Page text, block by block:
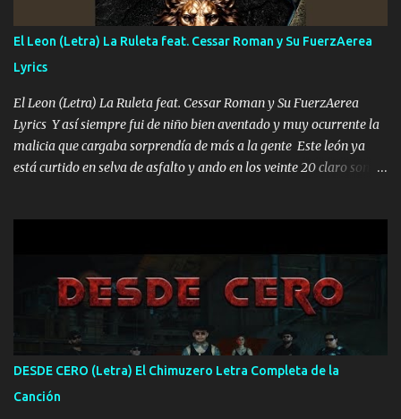
cualquier problema no más es cuestión que ordené NOS HACE
FALTA UN HERMANO DE CLAVE ERA EL 24 SIEMPRE FUE UN
HOMBRE VALIENTE POR ALGO M'URIÓ PELEAND0 SIEMPRE
VIO POR LA FAMILIA PARA QUE SIGA EL LEGADO Es el DOS de
los HERMANOS un cerebro inteligente y com...
El Leon (Letra) La Ruleta feat. Cessar Roman y Su FuerzAerea
Lyrics
El Leon (Letra) La Ruleta feat. Cessar Roman y Su FuerzAerea
Lyrics Y así siempre fui de niño bien aventado y muy ocurrente la
malicia que cargaba sorprendía de más a la gente Este león ya
está curtido en selva de asfalto y ando en los veinte 20 claro son
pa más pues hay charola les voy a dar hasta topar pues no hay de
otra Música Surcando bien mi camino voy por mi línea no veo a
los lados aquel que no corre vuela no se me duerm voy chicoteado
Ya pasé varias hazañas ya tienen rato que me agarran el colmillo
de este León los estatales no sé esperaron Al tiro esta la PrimiZa
también la nueve que cargo al lado doy la mano al que su amigo y
al traicionero damos pa abajo Y No me paran aquí hay pa más
pues hay charola les voy a dar hasta topar pues no hay de otra...
DESDE CERO (Letra) El Chimuzero Letra Completa de la
Canción